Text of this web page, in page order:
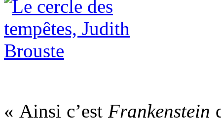
« Ainsi c’est Frankenstein